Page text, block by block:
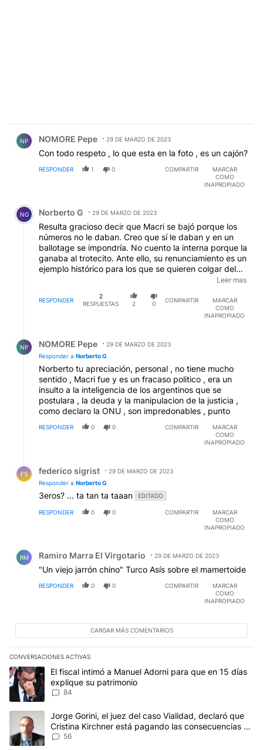
NP NOMORE Pepe 29 DE MARZO DE 2023
Con todo respeto , lo que esta en la foto , es un cajón?
RESPONDER 1 0 COMPARTIR
MARCAR
COMO
INAPROPIADO
Comentario de Norberto G.
NG Norberto G 29 DE MARZO DE 2023
Resulta gracioso decir que Macri se bajó porque los
números no le daban. Creo que sí le daban y en un
ballotage se impondría. No cuento la interna porque la
ganaba al trotecito. Ante ello, su renunciamiento es un
ejemplo histórico para los que se quieren colgar del
pincel como sea, aún sabiendo que están lejísimos de
ganar. Y en estos casos, también deberían hacer su
renunciamiento patriota para no desgastar a sus
partidos. En JxC, por ejemplo, debieran hacerlo
su ejemplo y bájense. No especulen con apretar para
agarrar cualquier cosa ¡¡¡¡¡
Leer mas
RESPONDER
2
RESPUESTAS
2 0
COMPARTIR
MARCAR
COMO
INAPROPIADO
NP NOMORE Pepe
29 DE MARZO DE 2023
Responder a Norberto G
Norberto tu apreciación, personal , no tiene mucho
sentido , Macri fue y es un fracaso politico , era un
insulto a la inteligencia de los argentinos que se
postulara , la deuda y la manipulacion de la justicia ,
como declaro la ONU , son impredonables , punto
RESPONDER 0 0 COMPARTIR
MARCAR
COMO
INAPROPIADO
FS federico sigrist
29 DE MARZO DE 2023
Responder a Norberto G
3eros? ... ta tan ta taaan EDITADO
RESPONDER 0 0 COMPARTIR
MARCAR
COMO
INAPROPIADO
RM Ramiro Marra El Virgotario 29 DE MARZO DE 2023
"Un viejo jarrón chino" Turco Asís sobre el mamertoide
RESPONDER 0 0 COMPARTIR
MARCAR
COMO
INAPROPIADO
CARGAR MÁS COMENTARIOS
CONVERSACIONES ACTIVAS
Este listado muestra los artículos con más comentarios en los
Un artículo de tendencia con el título "El fiscal intimó a Manuel
El fiscal intimó a Manuel Adorni para que en 15 días
explique su patrimonio
84
Un artículo de tendencia con el título "Jorge Gorini, el juez del
Jorge Gorini, el juez del caso Vialidad, declaró que
Cristina Kirchner está pagando las consecuencias de
cometer "un delito comprobado"
56